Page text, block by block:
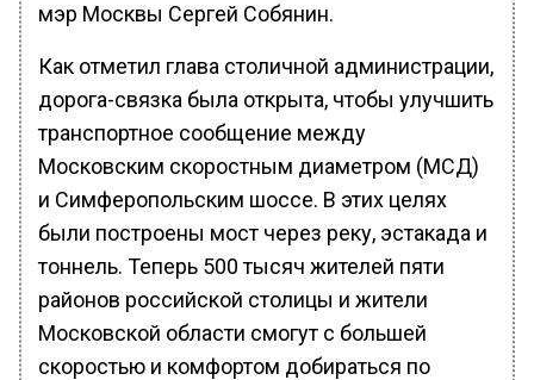
мэр Москвы Сергей Собянин.
Как отметил глава столичной администрации,
дорога-связка была открыта, чтобы улучшить
транспортное сообщение между
Московским скоростным диаметром (МСД)
и Симферопольским шоссе. В этих целях
были построены мост через реку, эстакада и
тоннель. Теперь 500 тысяч жителей пяти
районов российской столицы и жители
Московской области смогут с большей
скоростью и комфортом добираться по